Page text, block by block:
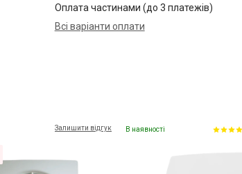
Оплата частинами (до 3 платежів)
Всі варіанти оплати
Залишити відгук В наявності